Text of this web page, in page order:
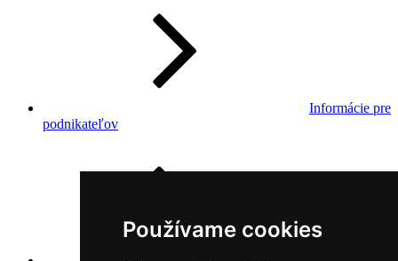
Používame cookies
Informácie pre
podnikateľov